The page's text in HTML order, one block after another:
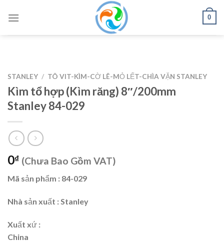
0
STANLEY / TÔ VIT-KÌM-CỜ LÊ-MỎ LẾT-CHÌA VẶN STANLEY
Kìm tổ hợp (Kìm răng) 8″/200mm
Stanley 84-029
0₫ (Chưa Bao Gồm VAT)
Mã sản phẩm : 84-029
Nhà sản xuất : Stanley
Xuất xứ :
China